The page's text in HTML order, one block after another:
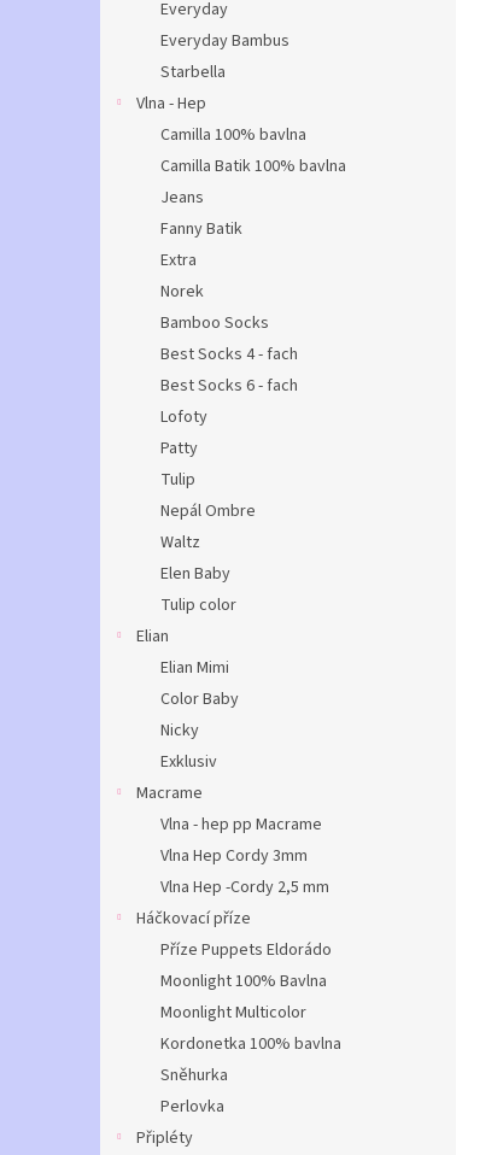
Everyday
Everyday Bambus
Starbella
Vlna - Hep
Camilla 100% bavlna
Camilla Batik 100% bavlna
Jeans
Fanny Batik
Extra
Norek
Bamboo Socks
Best Socks 4 - fach
Best Socks 6 - fach
Lofoty
Patty
Tulip
Nepál Ombre
Waltz
Elen Baby
Tulip color
Elian
Elian Mimi
Color Baby
Nicky
Exklusiv
Macrame
Vlna - hep pp Macrame
Vlna Hep Cordy 3mm
Vlna Hep -Cordy 2,5 mm
Háčkovací příze
Příze Puppets Eldorádo
Moonlight 100% Bavlna
Moonlight Multicolor
Kordonetka 100% bavlna
Sněhurka
Perlovka
Připléty